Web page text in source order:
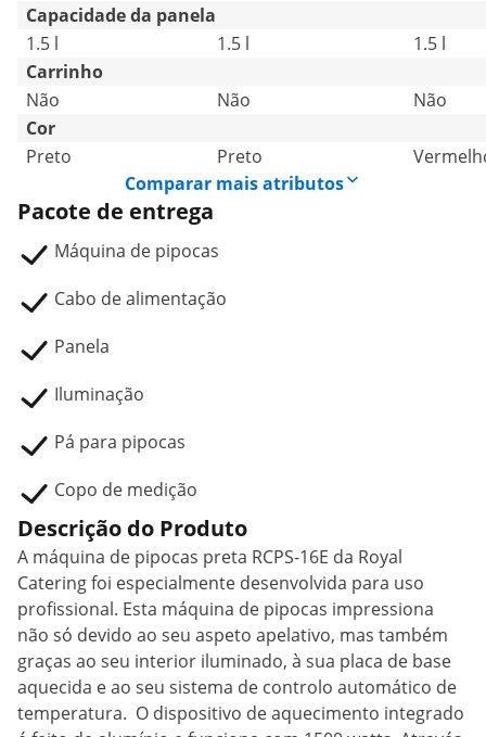
Capacidade da panela
1.5 l
1.5 l
1.5 l
Carrinho
Não
Não
Não
Cor
Preto
Preto
Comparar mais atributos
Pacote de entrega
Máquina de pipocas
Cabo de alimentação
Panela
Iluminação
Pá para pipocas
Copo de medição
Descrição do Produto
A máquina de pipocas preta RCPS-16E da Royal
Catering foi especialmente desenvolvida para uso
profissional. Esta máquina de pipocas impressiona
não só devido ao seu aspeto apelativo, mas também
graças ao seu interior iluminado, à sua placa de base
aquecida e ao seu sistema de controlo automático de
temperatura. O dispositivo de aquecimento integrado